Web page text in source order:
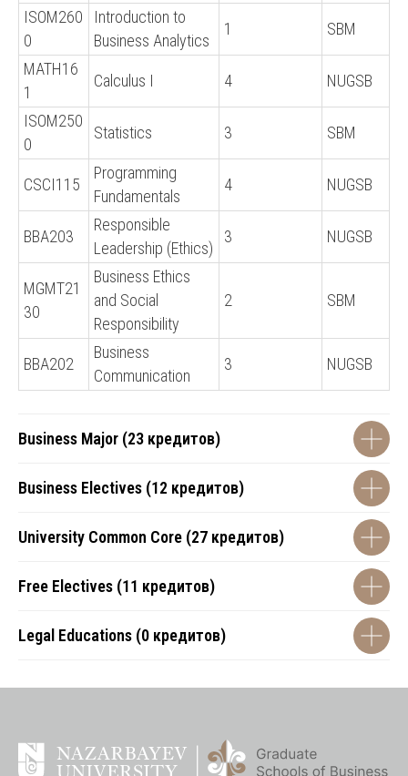
ISOM260
0
Introduction to
Business Analytics
1 SBM
MATH16
1
Calculus I 4 NUGSB
ISOM250
0
Statistics 3 SBM
CSCI115
Programming
Fundamentals
4 NUGSB
BBA203
Responsible
Leadership (Ethics)
3 NUGSB
MGMT21
30
Business Ethics
and Social
Responsibility
2 SBM
BBA202
Business
Communication
3 NUGSB
Business Major (23 кредитов)
Business Electives (12 кредитов)
University Common Core (27 кредитов)
Free Electives (11 кредитов)
Legal Educations (0 кредитов)